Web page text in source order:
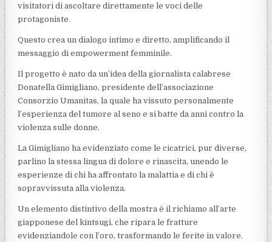
visitatori di ascoltare direttamente le voci delle
protagoniste.
Questo crea un dialogo intimo e diretto, amplificando il
messaggio di empowerment femminile.
Il progetto è nato da un’idea della giornalista calabrese
Donatella Gimigliano, presidente dell’associazione
Consorzio Umanitas, la quale ha vissuto personalmente
l’esperienza del tumore al seno e si batte da anni contro la
violenza sulle donne.
La Gimigliano ha evidenziato come le cicatrici, pur diverse,
parlino la stessa lingua di dolore e rinascita, unendo le
esperienze di chi ha affrontato la malattia e di chi è
sopravvissuta alla violenza.
Un elemento distintivo della mostra è il richiamo all’arte
giapponese del kintsugi, che ripara le fratture
evidenziandole con l’oro, trasformando le ferite in valore.